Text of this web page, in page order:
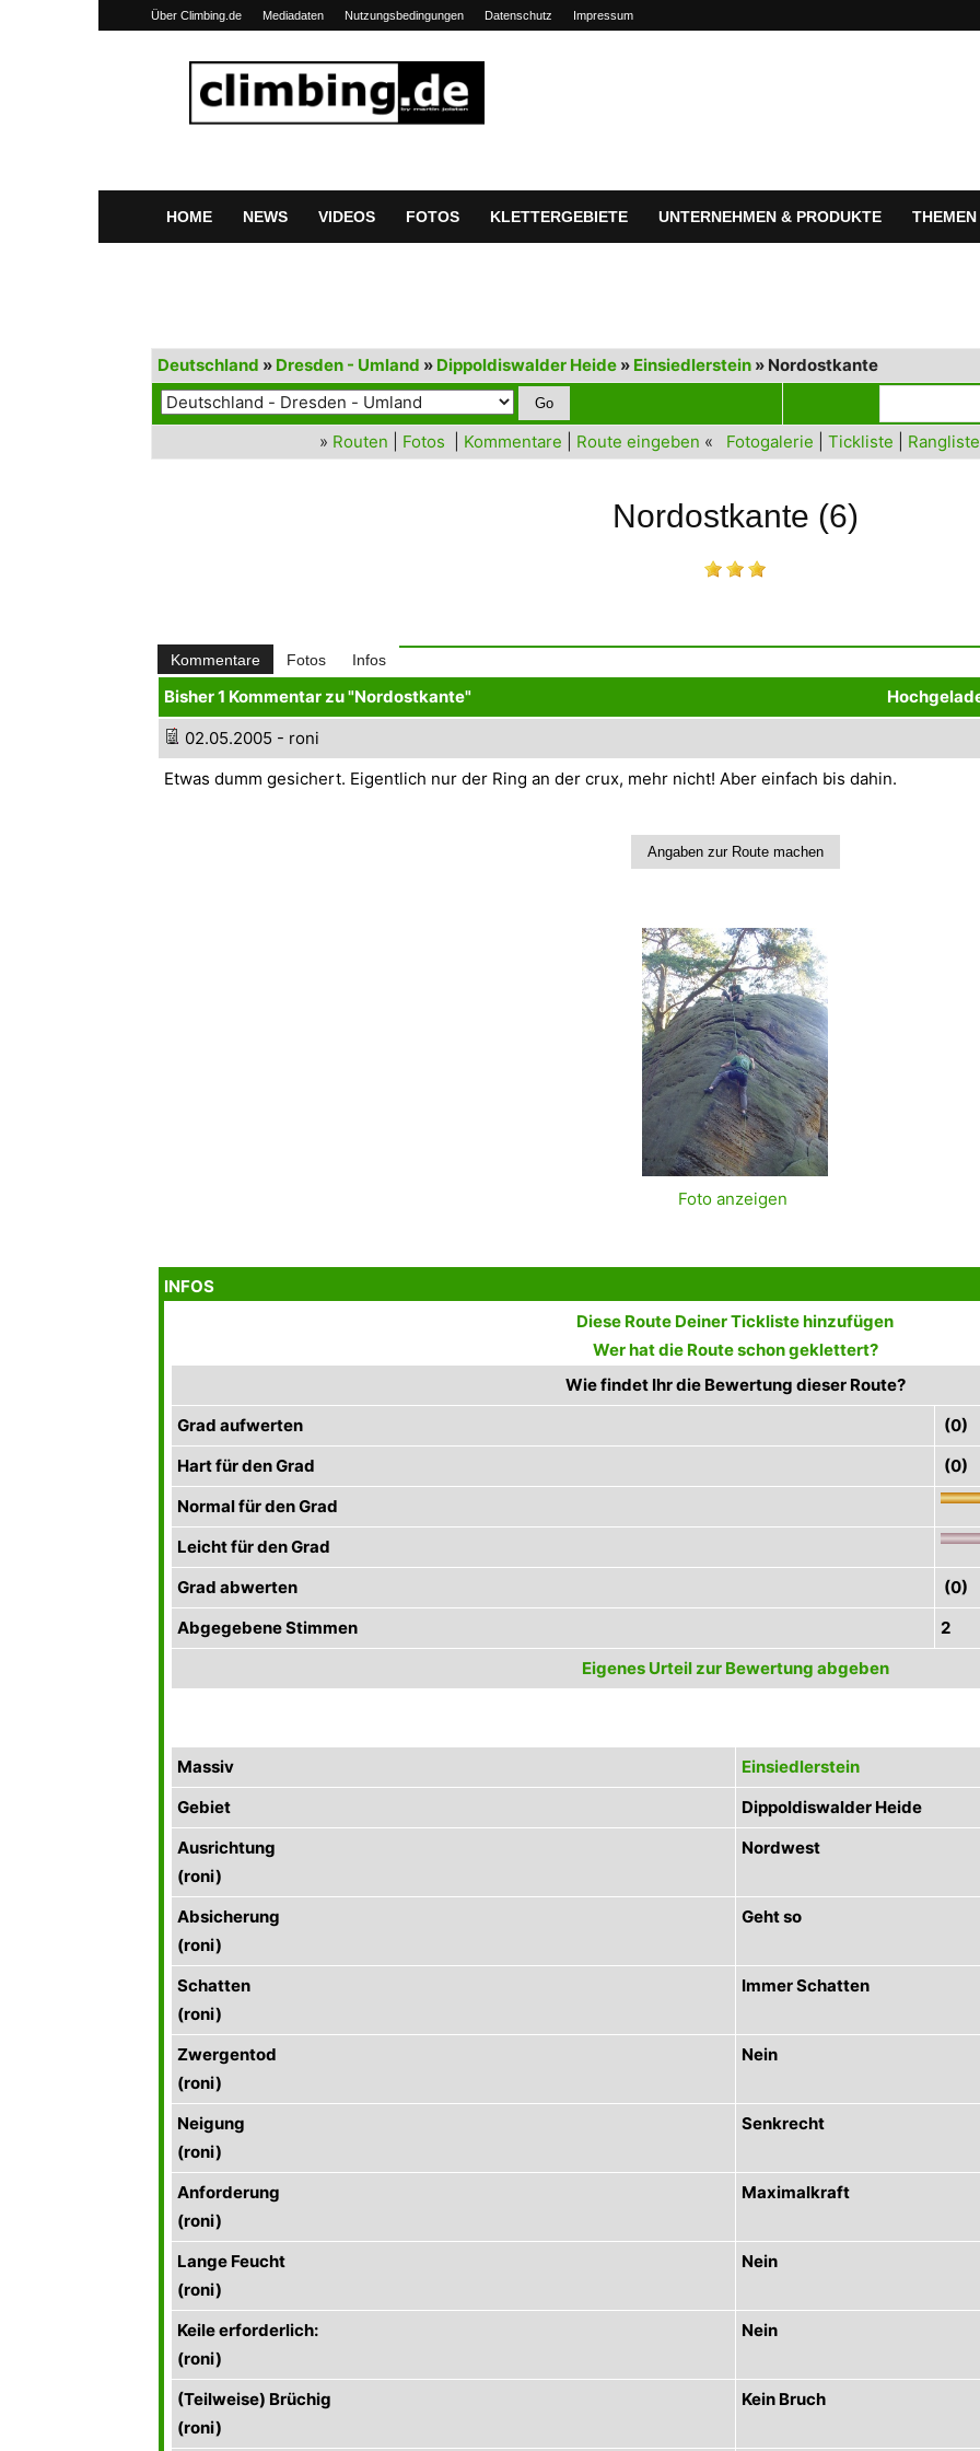
Über Climbing.de Mediadaten Nutzungsbedingungen Datenschutz Impressum
Climbing.de
HOME NEWS VIDEOS FOTOS KLETTERGEBIETE UNTERNEHMEN & PRODUKTE THEMEN
Deutschland » Dresden - Umland » Dippoldiswalder Heide » Einsiedlerstein » Nordostkante
» Routen Fotos Kommentare Route eingeben « Fotogalerie Tickliste Rangliste
Nordostkante (6)
Kommentare Fotos Infos
Bisher 1 Kommentar zu "Nordostkante"
02.05.2005 - roni
Etwas dumm gesichert. Eigentlich nur der Ring an der crux, mehr nicht! Aber einfach bis dahin.
Foto anzeigen
INFOS
Diese Route Deiner Tickliste hinzufügen
Wer hat die Route schon geklettert?
Wie findet Ihr die Bewertung dieser Route?
Grad aufwerten
(0)
Hart für den Grad
(0)
Normal für den Grad
Leicht für den Grad
Grad abwerten
(0)
Abgegebene Stimmen
2
Eigenes Urteil zur Bewertung abgeben
Massiv
Einsiedlerstein
Gebiet
Dippoldiswalder Heide
Ausrichtung
(roni)
Nordwest
Absicherung
(roni)
Geht so
Schatten
(roni)
Immer Schatten
Zwergentod
(roni)
Nein
Neigung
(roni)
Senkrecht
Anforderung
(roni)
Maximalkraft
Lange Feucht
(roni)
Nein
Keile erforderlich:
(roni)
Nein
(Teilweise) Brüchig
(roni)
Kein Bruch